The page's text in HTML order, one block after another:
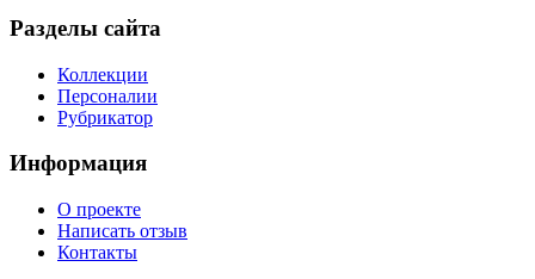
Разделы сайта
Коллекции
Персоналии
Рубрикатор
Информация
О проекте
Написать отзыв
Контакты